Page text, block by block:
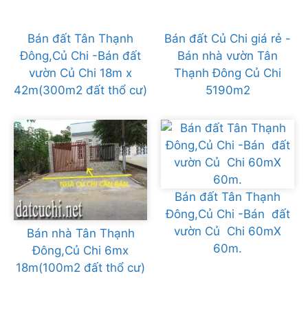
Bán đất Tân Thạnh
Đông,Củ Chi -Bán đất
vườn Củ Chi 18m x
42m(300m2 đất thổ cư)
Bán đất Củ Chi giá rẻ -
Bán nhà vườn Tân
Thạnh Đông Củ Chi
5190m2
Bán nhà Tân Thạnh
Đông,Củ Chi 6mx
18m(100m2 đất thổ cư)
Bán đất Tân Thạnh
Đông,Củ Chi -Bán đất
vườn Củ Chi 60mX
60m.